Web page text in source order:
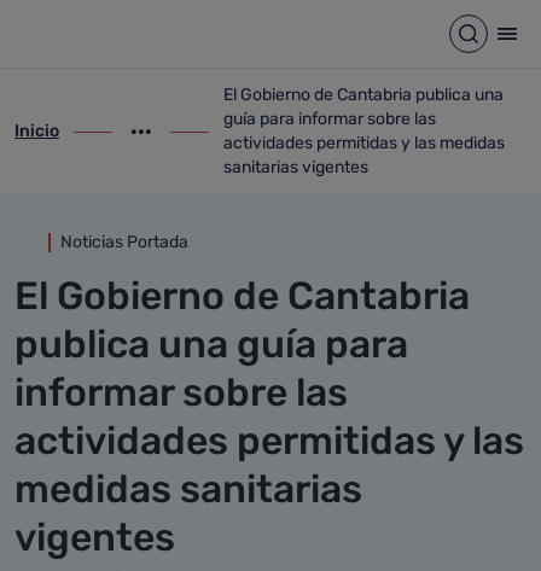
Abrir
ir-a inicio
Inicio
Mostrar opciones del camino de migas
ir-a El Gobierno de Cantabria publica
El Gobierno de Cantabria publica una
guía para informar sobre las
actividades permitidas y las medidas
sanitarias vigentes
Noticias Portada
El Gobierno de Cantabria
publica una guía para
informar sobre las
actividades permitidas y las
medidas sanitarias
vigentes